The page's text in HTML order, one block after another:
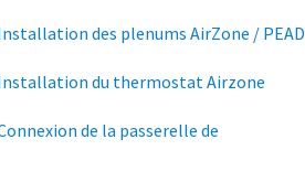
des plenums AirZone / PEAD
du thermostat Airzone
de la passerelle de